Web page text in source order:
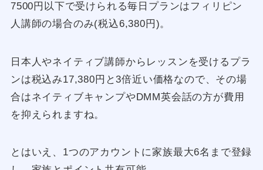
7500円以下で受けられる毎日プランはフィリピン
人講師の場合のみ(税込6,380円)。
日本人やネイティブ講師からレッスンを受けるプラ
ンは税込み17,380円と3倍近い価格なので、その場
合はネイティブキャンプやDMM英会話の方が費用
を抑えられますね。
とはいえ、1つのアカウントに家族最大6名まで登録